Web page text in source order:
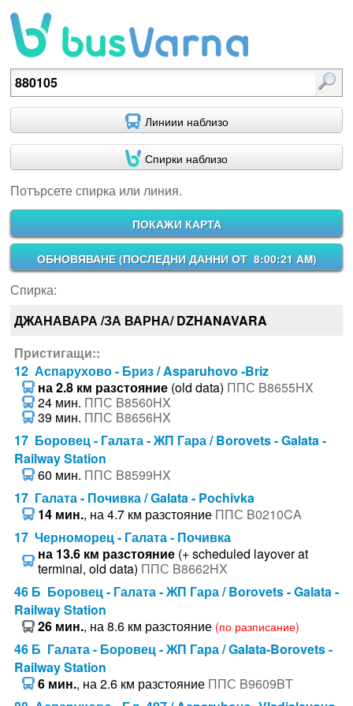
Потърсете спирка или линия.
Линиии наблизо
Спирки наблизо
Потърсете спирка или линия.
ПОКАЖИ КАРТА
ОБНОВЯВАНЕ (ПОСЛЕДНИ ДАННИ ОТ 8:00:21 AM)
Спирка:
ДЖАНАВАРА /ЗА ВАРНА/ DZHANAVARA
Пристигащи::
12 Аспарухово - Бриз / Asparuhovo -Briz
на 2.8 км разстояние(old data) ППС B8655HX
24 мин. ППС B8560HX
39 мин. ППС B8656HX
17 Боровец - Галата - ЖП Гара / Borovets - Galata -
Railway Station
60 мин. ППС B8599HX
17 Галата - Почивка / Galata - Pochivka
14 мин., на 4.7 км разстояние ППС B0210CA
17 Черноморец - Галата - Почивка
на 13.6 км разстояние(+ scheduled layover at
terminal, old data) ППС B8662HX
46 Б Боровец - Галата - ЖП Гара / Borovets - Galata -
Railway Station
26 мин., на 8.6 км разстояние (по разписание)
46 Б Галата - Боровец - ЖП Гара / Galata-Borovets -
Railway Station
6 мин., на 2.6 км разстояние ППС B9609BT